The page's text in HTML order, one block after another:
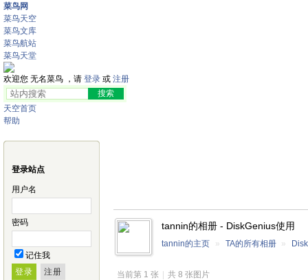
菜鸟网
菜鸟天空
菜鸟文库
菜鸟航站
菜鸟天堂
欢迎您 无名菜鸟 ，请 登录 或 注册
天空首页
帮助
登录站点
用户名
密码
记住我
tannin的相册 - DiskGenius使用
tannin的主页 » TA的所有相册 »
当前第 1 张 共 8 张图片